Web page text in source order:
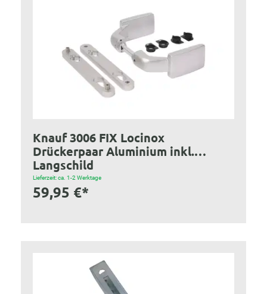
Knauf 3006 FIX Locinox
Drückerpaar Aluminium inkl.
Langschild
Lieferzeit: ca. 1-2 Werktage
59,95 €*